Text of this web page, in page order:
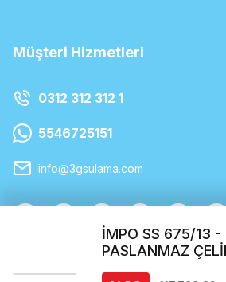
İMPO SS 675/13 -
PASLANMAZ
Müşteri Hizmetleri
0312 312 312 1
5546725151
info@3gsulama.com